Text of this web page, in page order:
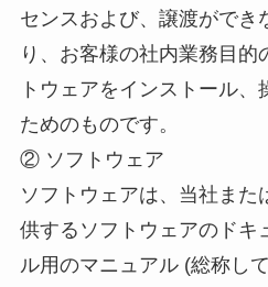
センスおよび、譲渡ができ
り、お客様の社内業務目的
トウェアをインストール
ためのものです。
② ソフトウェア
ソフトウェアは、当社また
供するソフトウェアのドキ
ル用のマニュアル (総称し